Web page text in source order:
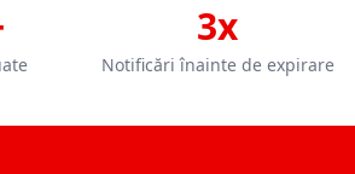
3x
Notificări înainte de expirare